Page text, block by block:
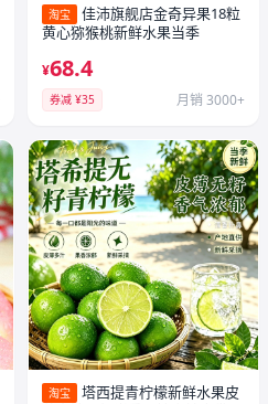
淘宝
佳沛旗舰店金奇异果18粒
黄心猕猴桃新鲜水果当季
¥68.4
券减 ¥35 月销 3000+
淘宝
塔西提青柠檬新鲜水果皮